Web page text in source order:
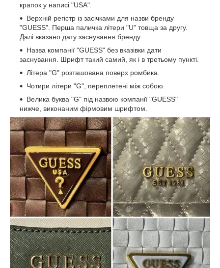
крапок у написі "USA".
Верхній регістр із засічками для назви бренду
"GUESS". Перша паличка літери "U" товща за другу.
Далі вказано дату заснування бренду.
Назва компанії "GUESS" без вказівки дати
заснування. Шрифт такий самий, як і в третьому пункті.
Літера "G" розташована поверх ромбика.
Чотири літери "G", переплетені між собою.
Велика буква "G" під назвою компанії "GUESS"
нижче, виконаним фірмовим шрифтом.